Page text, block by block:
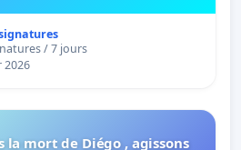
/ 7 jours
2026
la mort de Diégo , agissons